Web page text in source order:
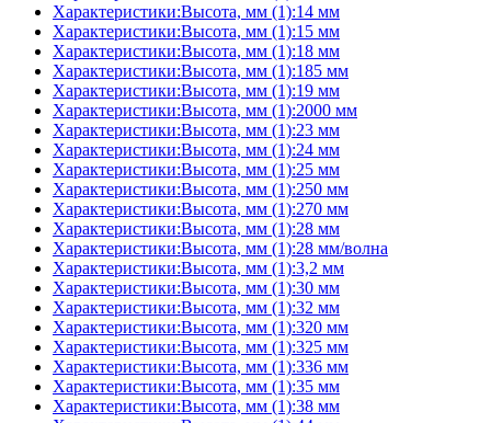
Характеристики:Высота, мм (1):14 мм
Характеристики:Высота, мм (1):15 мм
Характеристики:Высота, мм (1):18 мм
Характеристики:Высота, мм (1):185 мм
Характеристики:Высота, мм (1):19 мм
Характеристики:Высота, мм (1):2000 мм
Характеристики:Высота, мм (1):23 мм
Характеристики:Высота, мм (1):24 мм
Характеристики:Высота, мм (1):25 мм
Характеристики:Высота, мм (1):250 мм
Характеристики:Высота, мм (1):270 мм
Характеристики:Высота, мм (1):28 мм
Характеристики:Высота, мм (1):28 мм/волна
Характеристики:Высота, мм (1):3,2 мм
Характеристики:Высота, мм (1):30 мм
Характеристики:Высота, мм (1):32 мм
Характеристики:Высота, мм (1):320 мм
Характеристики:Высота, мм (1):325 мм
Характеристики:Высота, мм (1):336 мм
Характеристики:Высота, мм (1):35 мм
Характеристики:Высота, мм (1):38 мм